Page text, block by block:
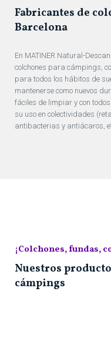
Fabricantes de
Barcelona
En MATINER Natural-
colchones para cámpings,
para todos los hábitos de
mantenerse como nuevos
fáciles de limpiar y con
su uso en colectividades
antibacterias y antiácaros,
¡Colchones, fundas,
Nuestros
cámpings